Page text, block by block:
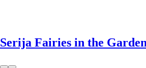
Serija Fairies in the Garden